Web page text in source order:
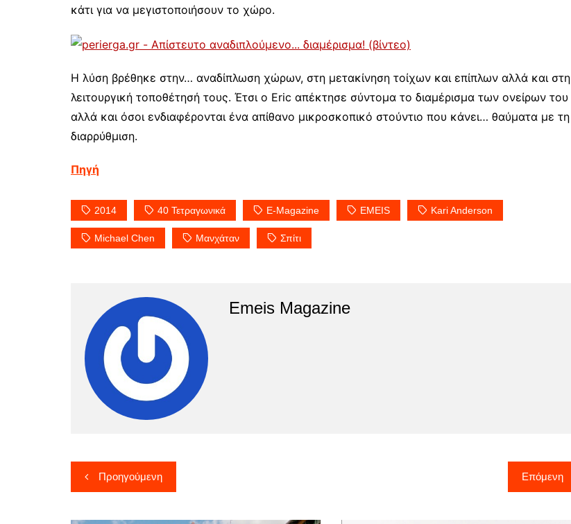
κάτι για να μεγιστοποιήσουν το χώρο.
Η λύση βρέθηκε στην… αναδίπλωση χώρων, στη μετακίνηση τοίχων και επίπλων αλλά και στη
λειτουργική τοποθέτησή τους. Έτσι ο Eric απέκτησε σύντομα το διαμέρισμα των ονείρων του
αλλά και όσοι ενδιαφέρονται ένα απίθανο μικροσκοπικό στούντιο που κάνει… θαύματα με τη
διαρρύθμιση.
Πηγή
2014 40 Τετραγωνικά E-Magazine EMEIS Kari Anderson
Michael Chen Μανχάταν Σπίτι
Emeis Magazine
Πλοήγηση
άρθρων
Προηγούμενη Επόμενη